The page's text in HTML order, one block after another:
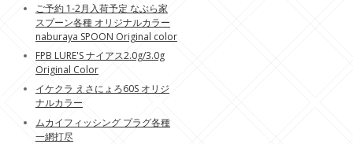
ご予約 1-2月入荷予定 なぶら家
スプーン各種 オリジナルカラー
naburaya SPOON Original color
FPB LURE'S ナイアス2.0g/3.0g
Original Color
イケクラ えさにょろ60S オリジ
ナルカラー
ムカイフィッシング プラグ各種
一網打尽